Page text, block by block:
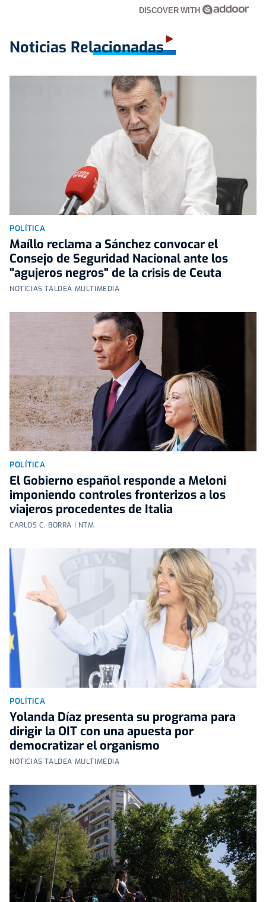
DISCOVER WITH
Noticias Relacionadas
POLÍTICA
Maíllo reclama a Sánchez convocar el
Consejo de Seguridad Nacional ante los
"agujeros negros" de la crisis de Ceuta
NOTICIAS TALDEA MULTIMEDIA
POLÍTICA
El Gobierno español responde a Meloni
imponiendo controles fronterizos a los
viajeros procedentes de Italia
CARLOS C. BORRA | NTM
POLÍTICA
Yolanda Díaz presenta su programa para
dirigir la OIT con una apuesta por
democratizar el organismo
NOTICIAS TALDEA MULTIMEDIA